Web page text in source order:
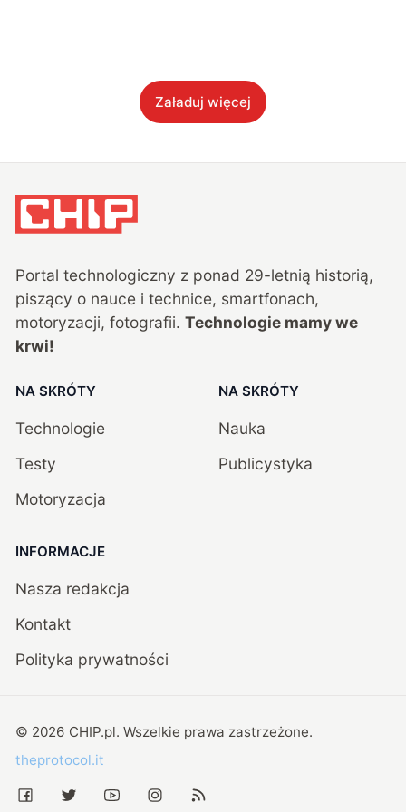
Załaduj więcej
Portal technologiczny z ponad 29-letnią historią,
piszący o nauce i technice, smartfonach,
motoryzacji, fotografii. Technologie mamy we
krwi!
NA SKRÓTY
Technologie
Testy
Motoryzacja
NA SKRÓTY
Nauka
Publicystyka
INFORMACJE
Nasza redakcja
Kontakt
Polityka prywatności
© 2026 CHIP.pl. Wszelkie prawa zastrzeżone.
theprotocol.it